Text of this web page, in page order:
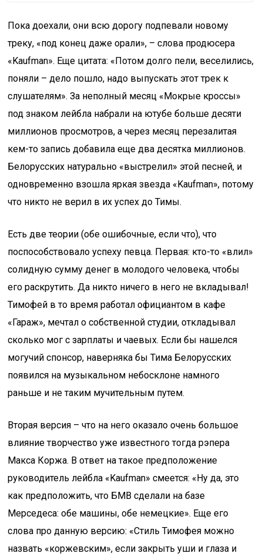
Пока доехали, они всю дорогу подпевали новому
треку, «под конец даже орали», – слова продюсера
«Kaufman». Еще цитата: «Потом долго пели, веселились,
поняли – дело пошло, надо выпускать этот трек к
слушателям». За неполный месяц «Мокрые кроссы»
под знаком лейбла набрали на ютубе больше десяти
миллионов просмотров, а через месяц перезалитая
кем-то запись добавила еще два десятка миллионов.
Белорусских натурально «выстрелил» этой песней, и
одновременно взошла яркая звезда «Kaufman», потому
что никто не верил в их успех до Тимы.
Есть две теории (обе ошибочные, если что), что
поспособствовало успеху певца. Первая: кто-то «влил»
солидную сумму денег в молодого человека, чтобы
его раскрутить. Да никто ничего в него не вкладывал!
Тимофей в то время работал официантом в кафе
«Гараж», мечтал о собственной студии, откладывал
сколько мог с зарплаты и чаевых. Если бы нашелся
могучий спонсор, наверняка бы Тима Белорусских
появился на музыкальном небосклоне намного
раньше и не таким мучительным путем.
Вторая версия – что на него оказало очень большое
влияние творчество уже известного тогда рэпера
Макса Коржа. В ответ на такое предположение
руководитель лейбла «Kaufman» смеется: «Ну да, это
как предположить, что БМВ сделали на базе
Мерседеса: обе машины, обе немецкие». Еще его
слова про данную версию: «Стиль Тимофея можно
назвать «коржевским», если закрыть уши и глаза и